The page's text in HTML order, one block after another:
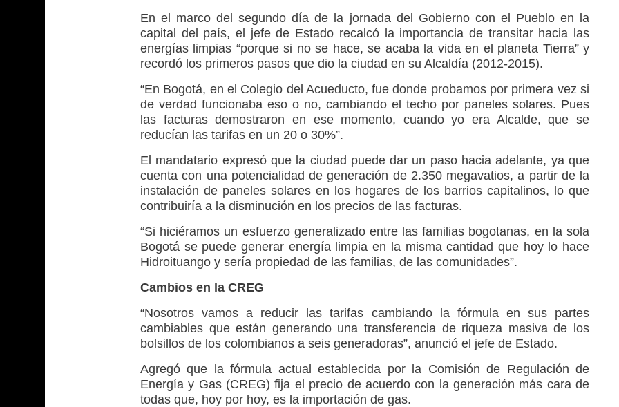
En el marco del segundo día de la jornada del Gobierno con el Pueblo en la
capital del país, el jefe de Estado recalcó la importancia de transitar hacia las
energías limpias “porque si no se hace, se acaba la vida en el planeta Tierra” y
recordó los primeros pasos que dio la ciudad en su Alcaldía (2012-2015).
“En Bogotá, en el Colegio del Acueducto, fue donde probamos por primera vez si
de verdad funcionaba eso o no, cambiando el techo por paneles solares. Pues
las facturas demostraron en ese momento, cuando yo era Alcalde, que se
reducían las tarifas en un 20 o 30%”.
El mandatario expresó que la ciudad puede dar un paso hacia adelante, ya que
cuenta con una potencialidad de generación de 2.350 megavatios, a partir de la
instalación de paneles solares en los hogares de los barrios capitalinos, lo que
contribuiría a la disminución en los precios de las facturas.
“Si hiciéramos un esfuerzo generalizado entre las familias bogotanas, en la sola
Bogotá se puede generar energía limpia en la misma cantidad que hoy lo hace
Hidroituango y sería propiedad de las familias, de las comunidades”.
Cambios en la CREG
“Nosotros vamos a reducir las tarifas cambiando la fórmula en sus partes
cambiables que están generando una transferencia de riqueza masiva de los
bolsillos de los colombianos a seis generadoras”, anunció el jefe de Estado.
Agregó que la fórmula actual establecida por la Comisión de Regulación de
Energía y Gas (CREG) fija el precio de acuerdo con la generación más cara de
todas que, hoy por hoy, es la importación de gas.